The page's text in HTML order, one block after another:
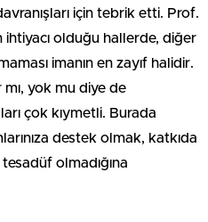
için tebrik etti. Prof.
ihtiyacı olduğu hallerde, diğer
imanın en zayıf halidir.
yok mu diye de
çok kıymetli. Burada
destek olmak, katkıda
olmadığına